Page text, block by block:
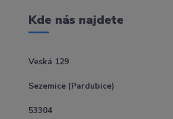
Kde nás najdete
Veská 129
Sezemice (Pardubice)
53304